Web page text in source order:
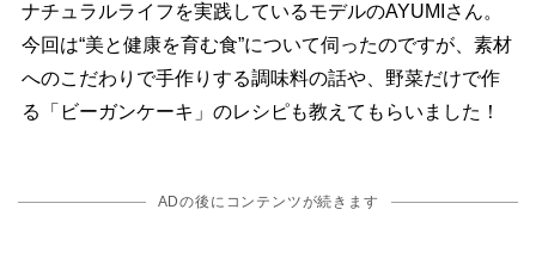
ナチュラルライフを実践しているモデルのAYUMIさん。
今回は“美と健康を育む食”について伺ったのですが、素材
へのこだわりで手作りする調味料の話や、野菜だけで作
る「ビーガンケーキ」のレシピも教えてもらいました！
ADの後にコンテンツが続きます